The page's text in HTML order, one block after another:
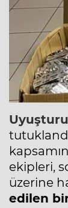
ekipleri,
üzerine
edilen